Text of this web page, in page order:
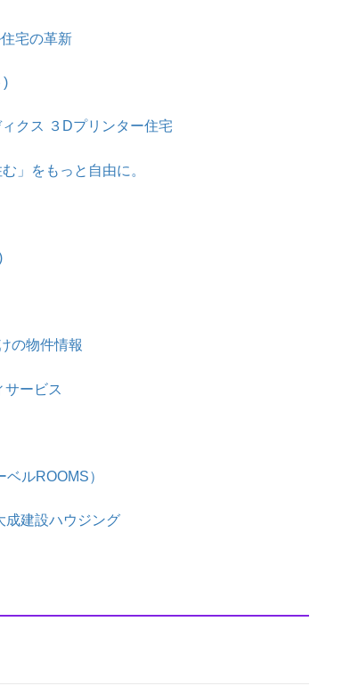
宅の革新
)
クス ３Dプリンター住宅
」をもっと自由に。
の物件情報
サービス
ルROOMS）
建設ハウジング